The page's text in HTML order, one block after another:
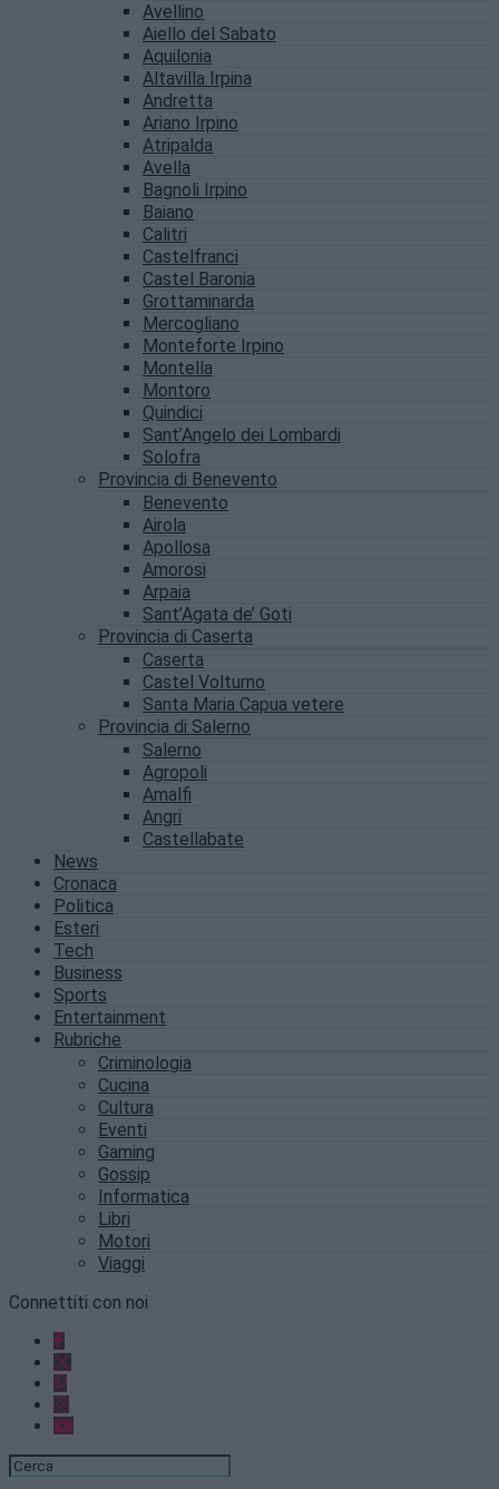
Avellino
Aiello del Sabato
Aquilonia
Altavilla Irpina
Andretta
Ariano Irpino
Atripalda
Avella
Bagnoli Irpino
Baiano
Calitri
Castelfranci
Castel Baronia
Grottaminarda
Mercogliano
Monteforte Irpino
Montella
Montoro
Quindici
Sant’Angelo dei Lombardi
Solofra
Provincia di Benevento
Benevento
Airola
Apollosa
Amorosi
Arpaia
Sant’Agata de’ Goti
Provincia di Caserta
Caserta
Castel Volturno
Santa Maria Capua vetere
Provincia di Salerno
Salerno
Agropoli
Amalfi
Angri
Castellabate
News
Cronaca
Politica
Esteri
Tech
Business
Sports
Entertainment
Rubriche
Criminologia
Cucina
Cultura
Eventi
Gaming
Gossip
Informatica
Libri
Motori
Viaggi
Connettiti con noi